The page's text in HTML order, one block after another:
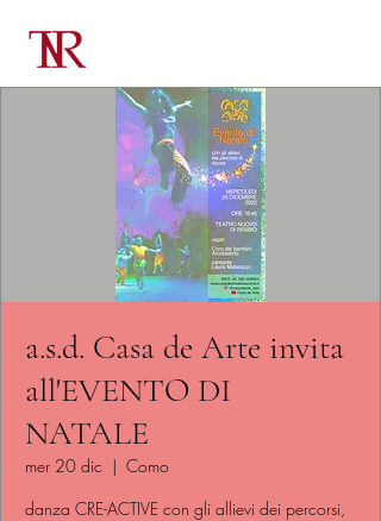
a.s.d. Casa de Arte invita
all'EVENTO DI
NATALE
mer 20 dic
  |
Como
danza CRE-ACTIVE con gli allievi dei percorsi,